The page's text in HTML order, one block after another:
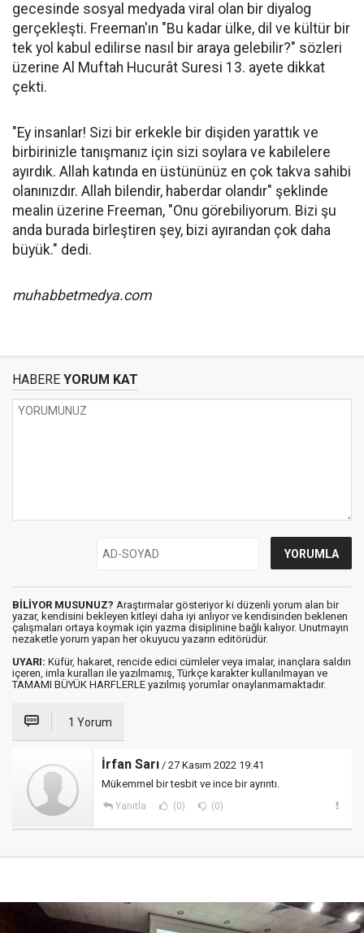
gecesinde sosyal medyada viral olan bir diyalog
gerçekleşti. Freeman'ın "Bu kadar ülke, dil ve kültür bir
tek yol kabul edilirse nasıl bir araya gelebilir?" sözleri
üzerine Al Muftah Hucurât Suresi 13. ayete dikkat
çekti.
"Ey insanlar! Sizi bir erkekle bir dişiden yarattık ve
birbirinizle tanışmanız için sizi soylara ve kabilelere
ayırdık. Allah katında en üstününüz en çok takva sahibi
olanınızdır. Allah bilendir, haberdar olandır" şeklinde
mealin üzerine Freeman, "Onu görebiliyorum. Bizi şu
anda burada birleştiren şey, bizi ayırandan çok daha
büyük." dedi.
muhabbetmedya.com
HABERE YORUM KAT
BİLİYOR MUSUNUZ? Araştırmalar gösteriyor ki düzenli yorum alan bir
yazar, kendisini bekleyen kitleyi daha iyi anlıyor ve kendisinden beklenen
çalışmaları ortaya koymak için yazma disiplinine bağlı kalıyor. Unutmayın
nezaketle yorum yapan her okuyucu yazarın editörüdür.
UYARI: Küfür, hakaret, rencide edici cümleler veya imalar, inançlara saldırı
içeren, imla kuralları ile yazılmamış, Türkçe karakter kullanılmayan ve
TAMAMI BÜYÜK HARFLERLE yazılmış yorumlar onaylanmamaktadır.
1 Yorum
İrfan Sarı / 27 Kasım 2022 19:41
Mükemmel bir tesbit ve ince bir ayrıntı.
Yanıtla (0) (0)